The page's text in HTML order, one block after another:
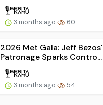
3 months ago 60
2026 Met Gala: Jeff Bezos'
Patronage Sparks Contro...
3 months ago 54